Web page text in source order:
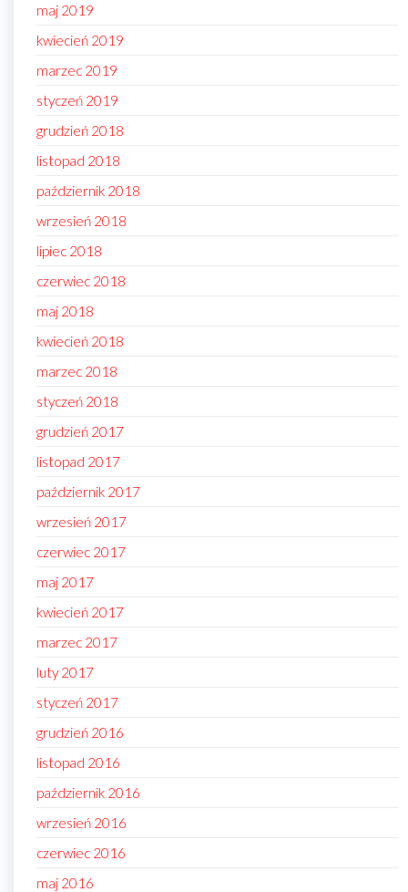
maj 2019
kwiecień 2019
marzec 2019
styczeń 2019
grudzień 2018
listopad 2018
październik 2018
wrzesień 2018
lipiec 2018
czerwiec 2018
maj 2018
kwiecień 2018
marzec 2018
styczeń 2018
grudzień 2017
listopad 2017
październik 2017
wrzesień 2017
czerwiec 2017
maj 2017
kwiecień 2017
marzec 2017
luty 2017
styczeń 2017
grudzień 2016
listopad 2016
październik 2016
wrzesień 2016
czerwiec 2016
maj 2016